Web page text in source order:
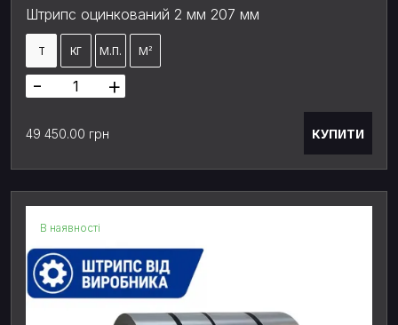
Штрипс оцинкований 2 мм 207 мм
Т КГ М.П. М²
- +
49 450.00 грн КУПИТИ
В наявності